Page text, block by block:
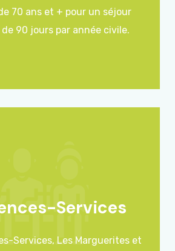
70 ans et + pour un séjour
90 jours par année civile.
Services
Services, Les Marguerites et